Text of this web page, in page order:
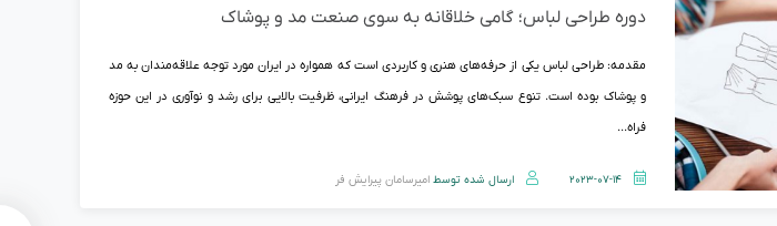
دوره طراحی لباس؛ گامی خلاقانه به سوی صنعت مد و پوشاک
مقدمه: طراحی لباس یکی از حرفه‌های هنری و کاربردی است که همواره در ایران مورد توجه علاقه‌مندان به مد
و پوشاک بوده است. تنوع سبک‌های پوشش در فرهنگ ایرانی، ظرفیت بالایی برای رشد و نوآوری در این حوزه
فراه...
2023-07-14 ارسال شده توسطامیرسامان پیرایش فر